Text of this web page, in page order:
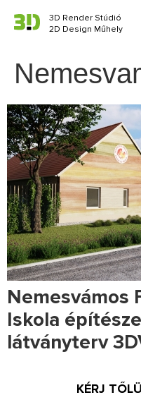
3D Render Stúdió
2D Design Műhely
Nemesvámos
Iskola
látványterv
KÉRJ